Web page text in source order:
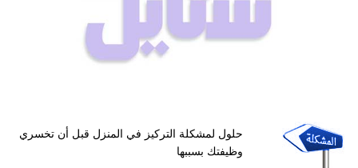
حلول لمشكلة التركيز في المنزل قبل أن تخسري
وظيفتك بسببها